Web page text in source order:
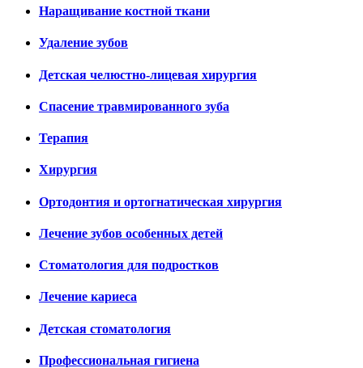
Наращивание костной ткани
Удаление зубов
Детская челюстно-лицевая хирургия
Спасение травмированного зуба
Терапия
Хирургия
Ортодонтия и ортогнатическая хирургия
Лечение зубов особенных детей
Стоматология для подростков
Лечение кариеса
Детская стоматология
Профессиональная гигиена